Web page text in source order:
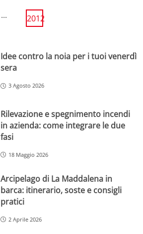
... 2012
Idee contro la noia per i tuoi venerdì
sera
3 Agosto 2026
Rilevazione e spegnimento incendi
in azienda: come integrare le due
fasi
18 Maggio 2026
Arcipelago di La Maddalena in
barca: itinerario, soste e consigli
pratici
2 Aprile 2026